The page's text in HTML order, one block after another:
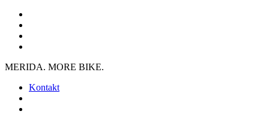
MERIDA. MORE BIKE.
Kontakt